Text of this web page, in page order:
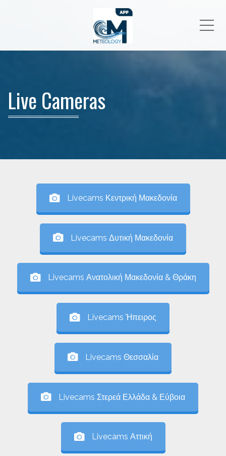
Live Cameras
Livecams Κεντρική Μακεδονία
Livecams Δυτική Μακεδονία
Livecams Ανατολική Μακεδονία & Θράκη
Livecams Ήπειρος
Livecams Θεσσαλία
Livecams Στερεά Ελλάδα & Εύβοια
Livecams Αττική